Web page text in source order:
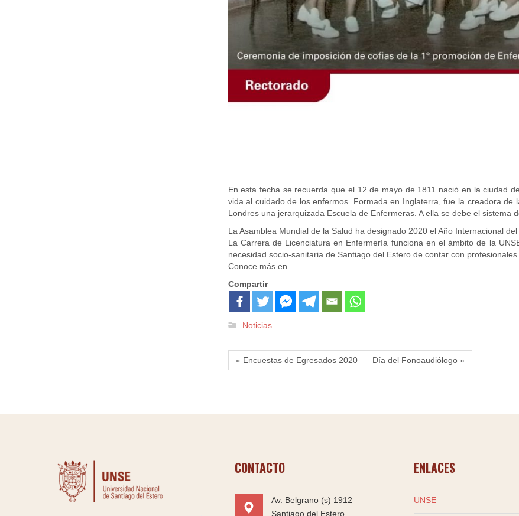
En esta fecha se recuerda que el 12 de mayo de 1811 nació en la ciudad
vida al cuidado de los enfermos. Formada en Inglaterra, fue la creadora
Londres una jerarquizada Escuela de Enfermeras. A ella se debe el sistema
La Asamblea Mundial de la Salud ha designado 2020 el Año Internacional
La Carrera de Licenciatura en Enfermería funciona en el ámbito de la
necesidad socio-sanitaria de Santiago del Estero de contar con profesionales
Conoce más en
Compartir
Noticias
« Encuestas de Egresados 2020 Día del Fonoaudiólogo »
CONTACTO
Av. Belgrano (s) 1912
Santiago del Estero
ENLACES
UNSE